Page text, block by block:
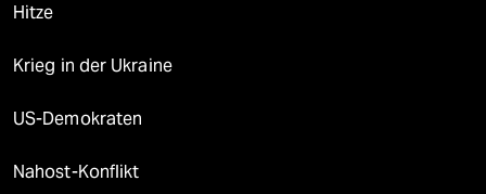
Hitze
Krieg in der Ukraine
US-Demokraten
Nahost-Konflikt